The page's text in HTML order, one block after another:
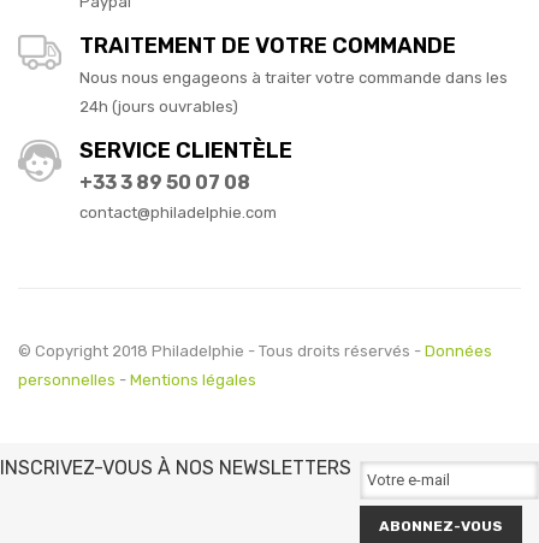
TRAITEMENT DE VOTRE COMMANDE
Nous nous engageons à traiter votre commande dans les
24h (jours ouvrables)
SERVICE CLIENTÈLE
+33 3 89 50 07 08
contact@philadelphie.com
© Copyright 2018 Philadelphie - Tous droits réservés - Données
personnelles - Mentions légales
INSCRIVEZ-VOUS À NOS NEWSLETTERS
ABONNEZ-VOUS